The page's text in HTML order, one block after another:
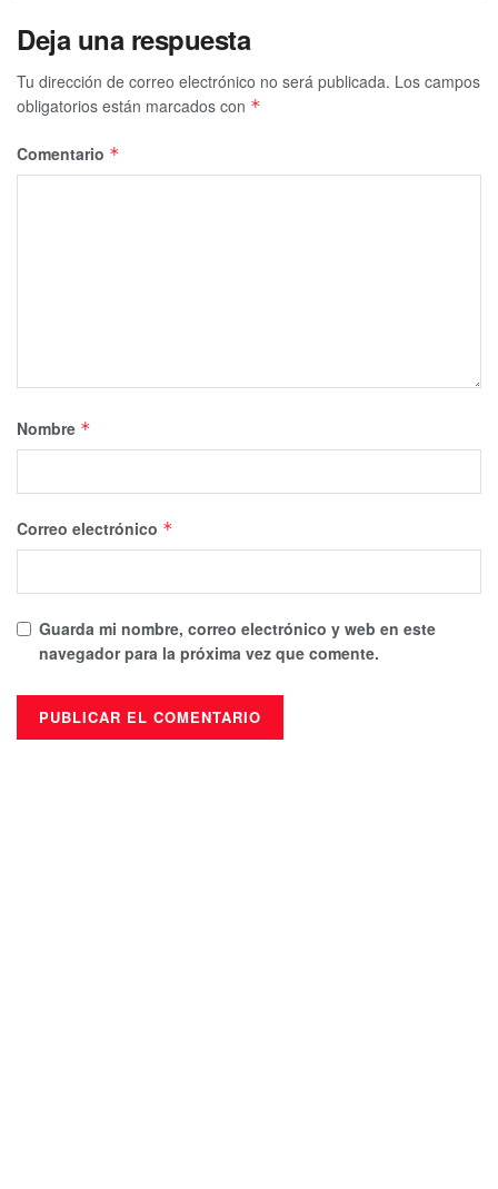
Deja una respuesta
Tu dirección de correo electrónico no será publicada. Los campos
obligatorios están marcados con *
Comentario *
Nombre *
Correo electrónico *
Guarda mi nombre, correo electrónico y web en este
navegador para la próxima vez que comente.